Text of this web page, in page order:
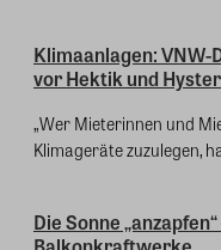
Klimaanlagen:
vor Hektik und
„Wer Mieterinnen und
Klimageräte zuzulegen,
Die Sonne